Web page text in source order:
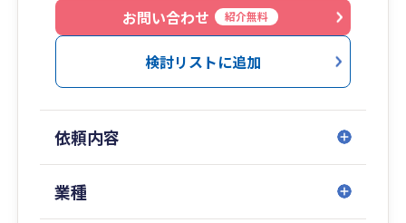
人の笑顔を原動力に100社に100通りのサポートを
ご提供致します。
お問い合わせ
紹介無料
検討リストに追加
依頼内容
業種